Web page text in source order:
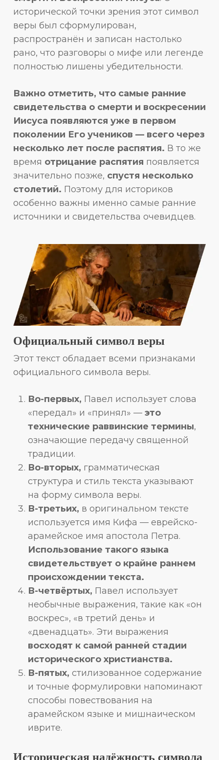
исторической точки зрения этот символ
веры был сформулирован,
распространён и записан настолько
рано, что разговоры о мифе или легенде
полностью лишены убедительности.
Важно отметить, что самые ранние
свидетельства о смерти и воскресении
Иисуса появляются уже в первом
поколении Его учеников — всего через
несколько лет после распятия. В то же
время отрицание распятия появляется
значительно позже, спустя несколько
столетий. Поэтому для историков
особенно важны именно самые ранние
источники и свидетельства очевидцев.
Официальный символ веры
Этот текст обладает всеми признаками
официального символа веры.
Во-первых, Павел использует слова
«передал» и «принял» — это
технические раввинские термины,
означающие передачу священной
традиции.
Во-вторых, грамматическая
структура и стиль текста указывают
на форму символа веры.
В-третьих, в оригинальном тексте
используется имя Кифа — еврейско-
арамейское имя апостола Петра.
Использование такого языка
свидетельствует о крайне раннем
происхождении текста.
В-четвёртых, Павел использует
необычные выражения, такие как «он
воскрес», «в третий день» и
«двенадцать». Эти выражения
восходят к самой ранней стадии
исторического христианства.
В-пятых, стилизованное содержание
и точные формулировки напоминают
способы повествования на
арамейском языке и мишнаическом
иврите.
Историческая надёжность символа